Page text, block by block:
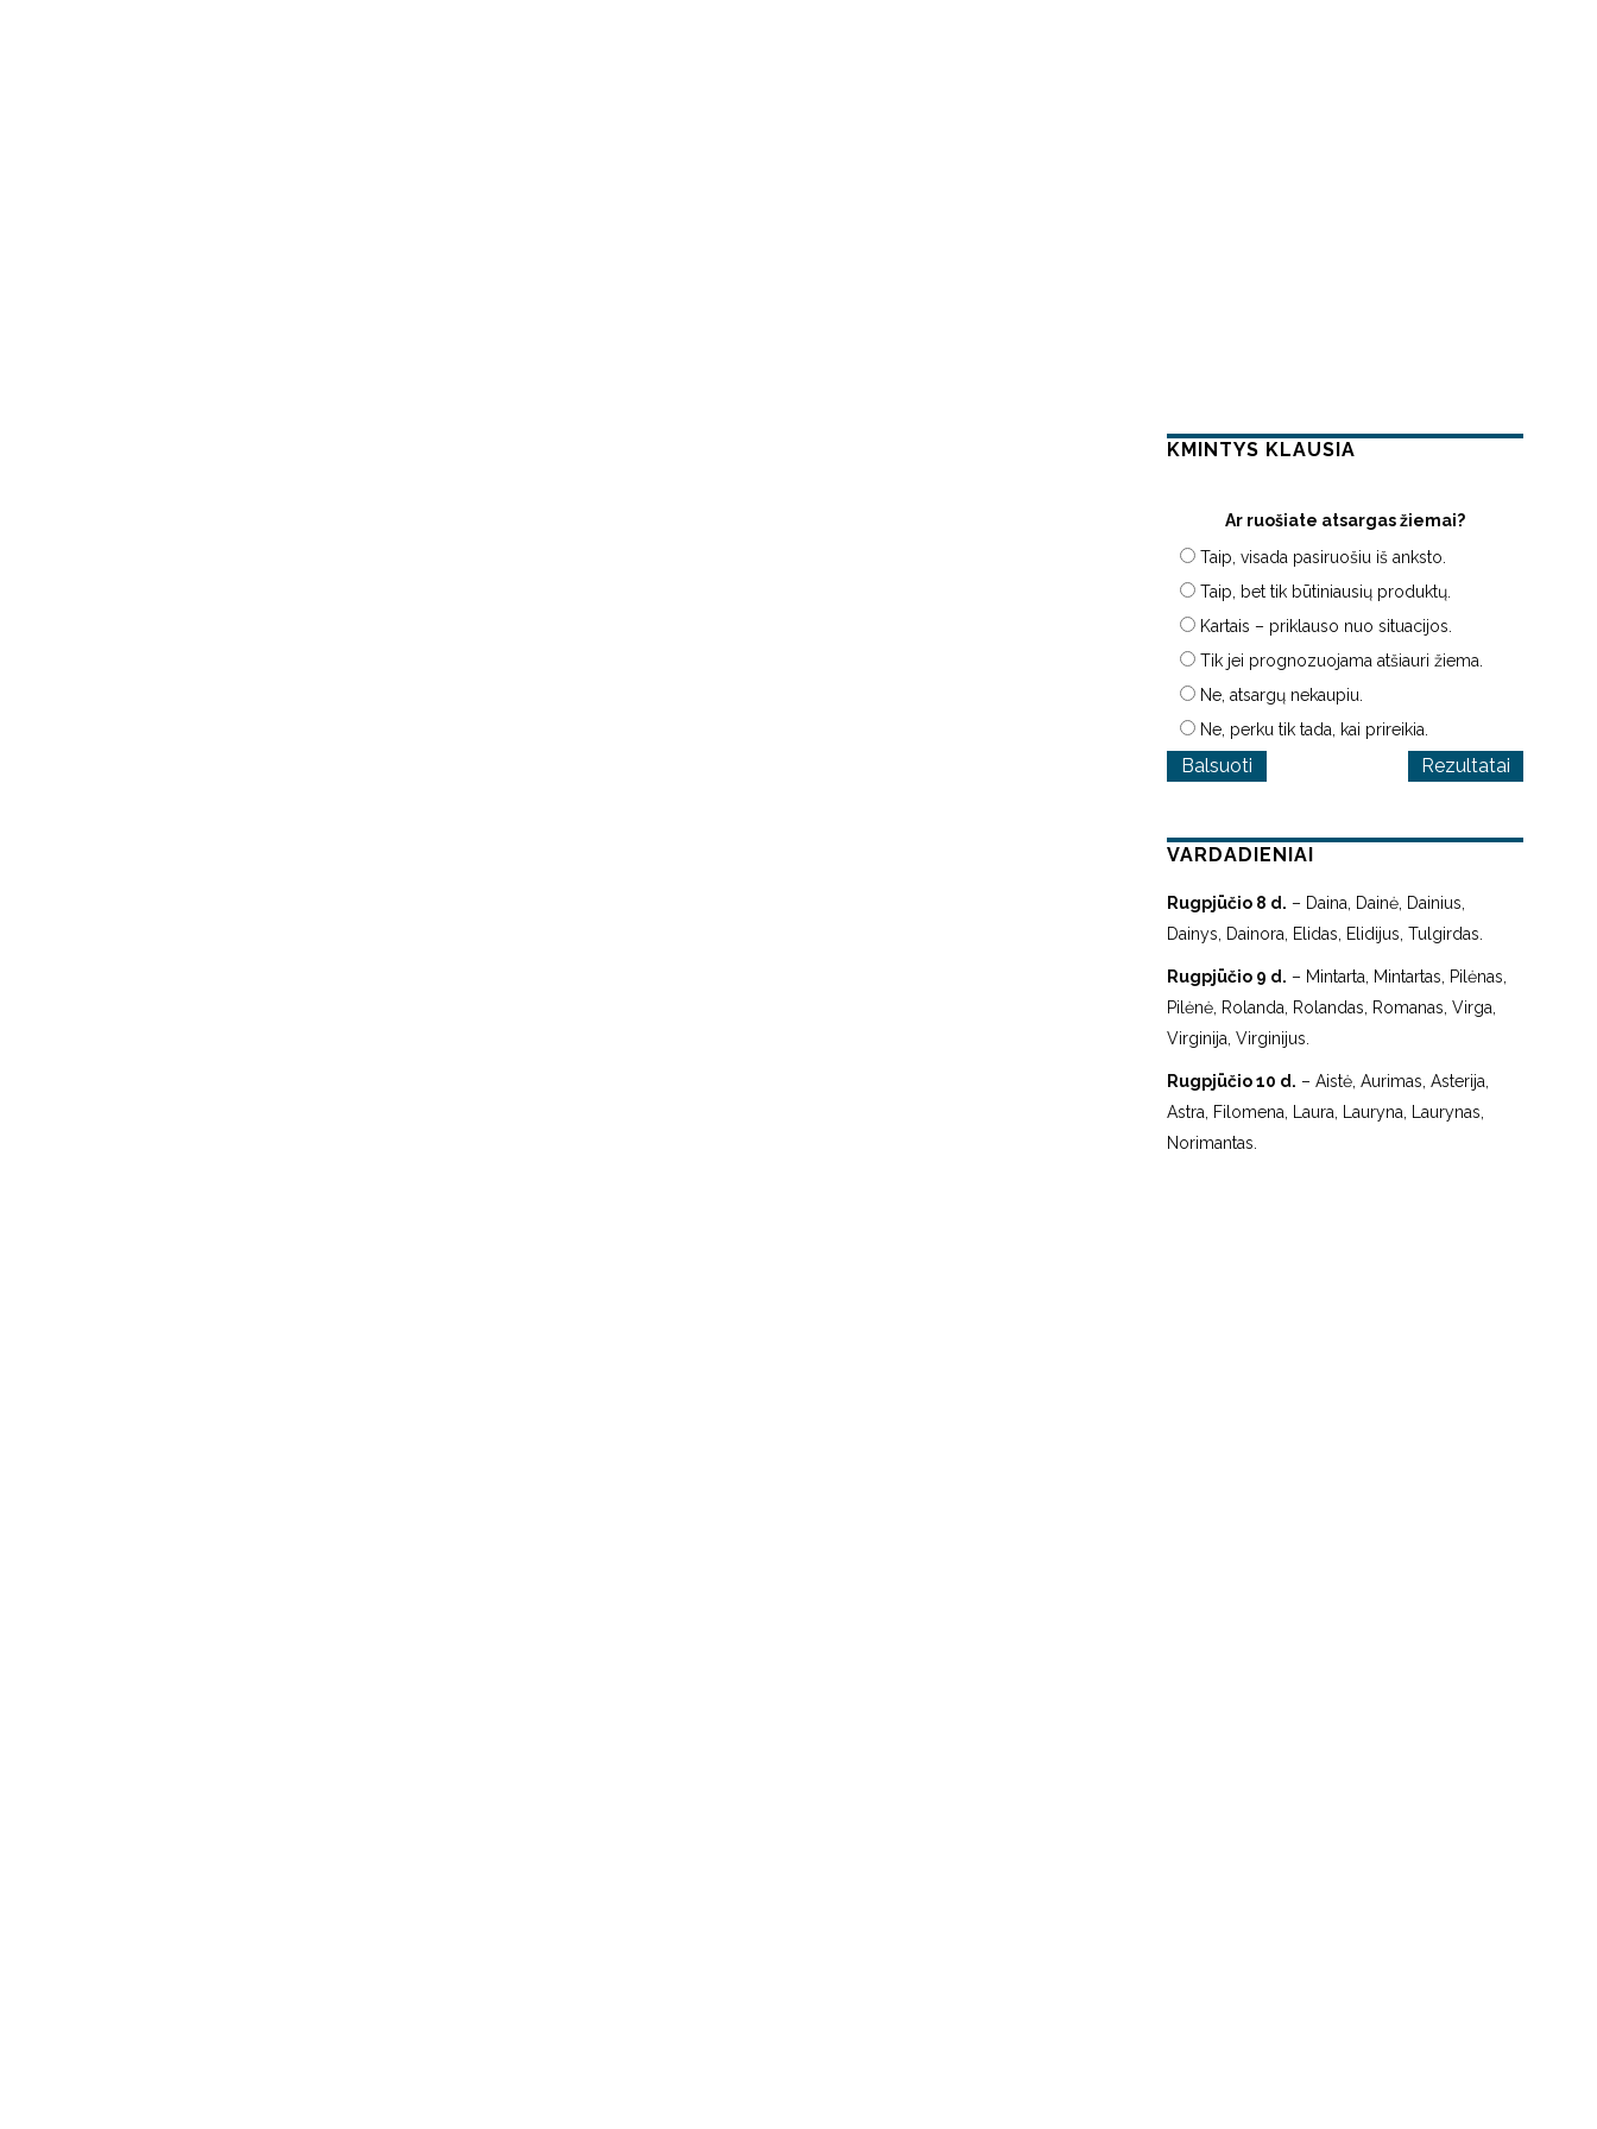
KMINTYS KLAUSIA
Ar ruošiate atsargas žiemai?
Taip, visada pasiruošiu iš anksto.
Taip, bet tik būtiniausių produktų.
Kartais – priklauso nuo situacijos.
Tik jei prognozuojama atšiauri žiema.
Ne, atsargų nekaupiu.
Ne, perku tik tada, kai prireikia.
Rezultatai
VARDADIENIAI
Rugpjūčio 8 d. – Daina, Dainė, Dainius,
Dainys, Dainora, Elidas, Elidijus, Tulgirdas.
Rugpjūčio 9 d. – Mintarta, Mintartas, Pilėnas,
Pilėnė, Rolanda, Rolandas, Romanas, Virga,
Virginija, Virginijus.
Rugpjūčio 10 d. – Aistė, Aurimas, Asterija,
Astra, Filomena, Laura, Lauryna, Laurynas,
Norimantas.